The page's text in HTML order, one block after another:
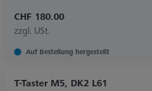
CHF 180.00
zzgl. USt.
Auf Bestellung hergestellt
T-Taster M5, DK2 L61